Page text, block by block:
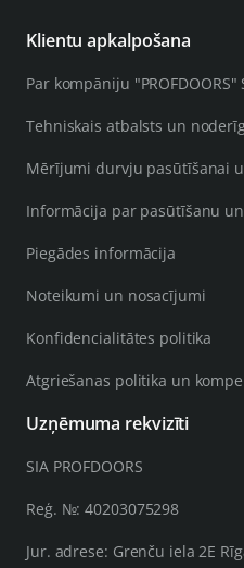
Klientu apkalpošana
Par kompāniju "PROFDOORS"
Tehniskais atbalsts un
Mērījumi durvju pasūtīšanai
Informācija par pasūtīšanu
Piegādes informācija
Noteikumi un nosacījumi
Konfidencialitātes politika
Atgriešanas politika un
Uzņēmuma rekvizīti
SIA PROFDOORS
Reģ. №: 40203075298
Jur. adrese: Grenču iela 2E